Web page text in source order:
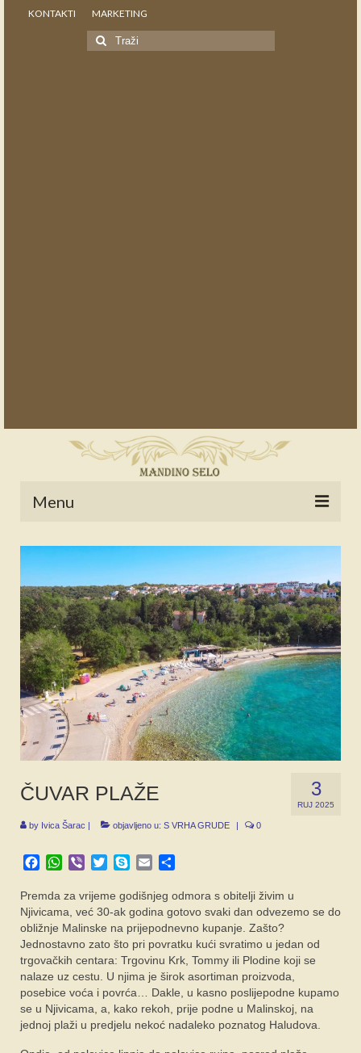
KONTAKTI MARKETING
Search
for:
Menu
POČETNA
NOVOSTI
STALNE RUBRIKE
NAŠA BAŠTINA
IZ ARHIVE
NAJAVE
SPONZORI
3
RUJ 2025
ČUVAR PLAŽE
by Ivica Šarac | objavljeno u: S VRHA GRUDE | 0
Facebook
WhatsApp
Viber TwitterSkypeEmail
Premda za vrijeme godišnjeg odmora s obitelji živim u
Njivicama, već 30-ak godina gotovo svaki dan odvezemo se do
obližnje Malinske na prijepodnevno kupanje. Zašto?
Jednostavno zato što pri povratku kući svratimo u jedan od
trgovačkih centara: Trgovinu Krk, Tommy ili Plodine koji se
nalaze uz cestu. U njima je širok asortiman proizvoda,
posebice voća i povrća… Dakle, u kasno poslijepodne kupamo
se u Njivicama, a, kako rekoh, prije podne u Malinskoj, na
jednoj plaži u predjelu nekoć nadaleko poznatog Haludova.